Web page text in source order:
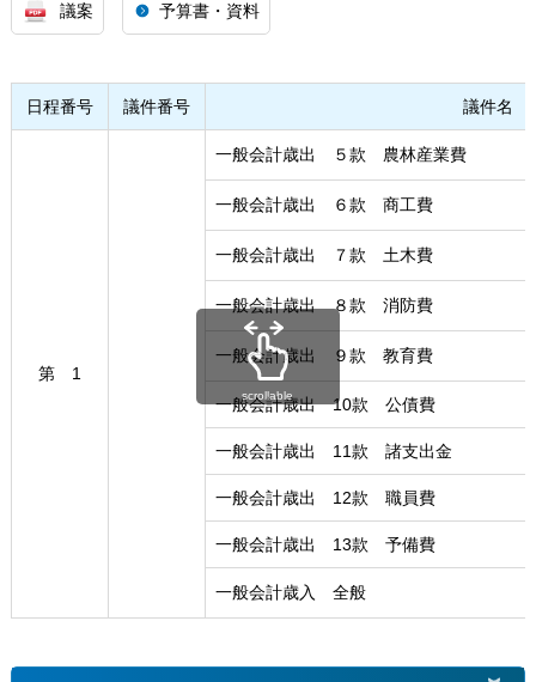
議案 予算書・資料
日程番号 議件番号 議件名
第 1
一般会計歳出 ５款 農林産業費
一般会計歳出 ６款 商工費
一般会計歳出 ７款 土木費
一般会計歳出 ８款 消防費
一般会計歳出 ９款 教育費
一般会計歳出 10款 公債費
一般会計歳出 11款 諸支出金
一般会計歳出 12款 職員費
一般会計歳出 13款 予備費
一般会計歳入 全般
scrollable